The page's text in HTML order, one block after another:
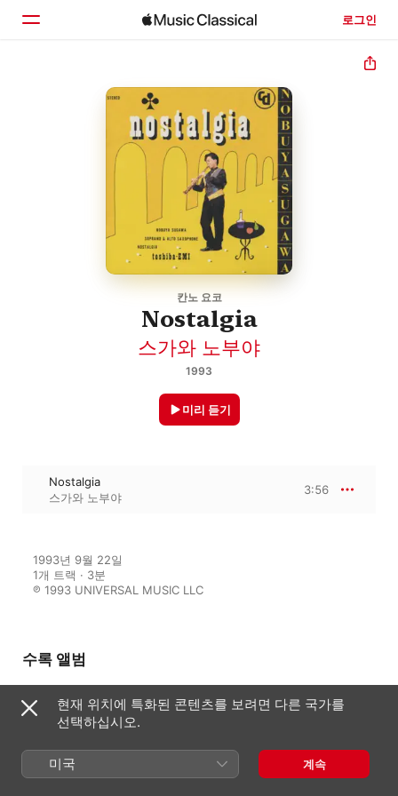
로그인
칸노 요코
Nostalgia
스가와 노부야
1993
미리 듣기
Nostalgia
스가와 노부야
3:56
1993년 9월 22일
1개 트랙 · 3분
℗ 1993 UNIVERSAL MUSIC LLC
수록 앨범
Nostalgia
스가와 노부야
현재 위치에 특화된 콘텐츠를 보려면 다른 국가를
선택하십시오.
미국 계속